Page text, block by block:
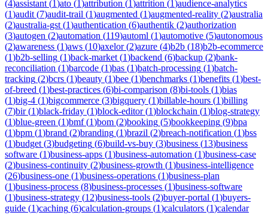
(4)assistant (1)ato (1)attribution (1)attrition (1)audience-analytics
(1)audit (7)audit-trail (1)augmented (1)augmented-reality (2)australia
(2)australia-gst (1)authentication (6)authentik (2)authorization
(3)autogen (2)automation (119)automl (1)automotive (5)autonomous
(2)awareness (1)aws (10)axelor(2)azure (4)b2b (18)b2b-ecommerce
(1)b2b-selling (1)back-market (1)backend (6)backup (2)bank-
reconciliation (1)barcode (1)bas (1)batch-processing (1)batch-
tracking (2)bcrs (1)beauty (1)bee (1)benchmarks (1)benefits (1)best-
of-breed (1)best-practices (6)bi-comparison (8)bi-tools (1)bias
(1)big-4 (1)bigcommerce (3)bigquery (1)billable-hours (1)billing
(7)bir(1)black-friday (1)block-editor(1)blockchain (1)blog-strategy
(1)blue-green (1)bmf(1)bom (2)booking (5)bookkeeping (9)bpa
(1)bpm (1)brand (2)branding (1)brazil (2)breach-notification (1)bss
(1)budget (3)budgeting (6)build-vs-buy (3)business (13)business
software (1)business-apps (1)business-automation (1)business-case
(2)business-continuity (2)business-growth (1)business-intelligence
(26)business-one (1)business-operations (1)business-plan
(1)business-process (8)business-processes (1)business-software
(1)business-strategy (12)business-tools (2)buyer-portal (1)buyers-
guide (1)caching (6)calculation-groups (1)calculators (1)calendar